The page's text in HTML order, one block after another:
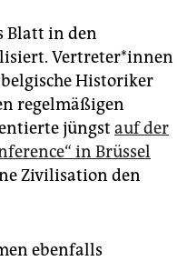
Blatt in den
Ver­tre­te­r*in­nen
Historiker
regelmäßigen
jüngst auf der
in Brüssel
Zivilisation den
ebenfalls